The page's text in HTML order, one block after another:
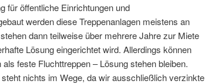
für öffentliche Einrichtungen und
werden diese Treppenanlagen meistens an
dann teilweise über mehrere Jahre zur Miete
Lösung eingerichtet wird. Allerdings können
feste Fluchttreppen – Lösung stehen bleiben.
nichts im Wege, da wir ausschließlich verzinkte